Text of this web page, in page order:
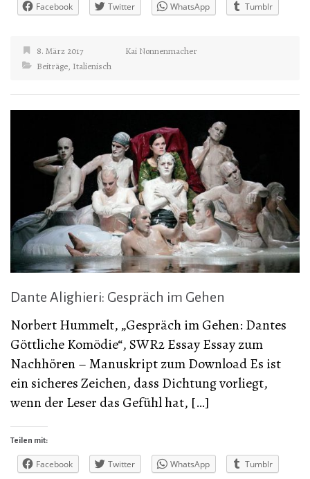
Facebook Twitter WhatsApp Tumblr
8. März 2017
Kai Nonnenmacher
Beiträge, Italienisch
Dante Alighieri: Gespräch im Gehen
Norbert Hummelt, „Gespräch im Gehen: Dantes
Göttliche Komödie“, SWR2 Essay Essay zum
Nachhören – Manuskript zum Download Es ist
ein sicheres Zeichen, dass Dichtung vorliegt,
wenn der Leser das Gefühl hat, […]
Teilen mit:
Facebook Twitter WhatsApp Tumblr